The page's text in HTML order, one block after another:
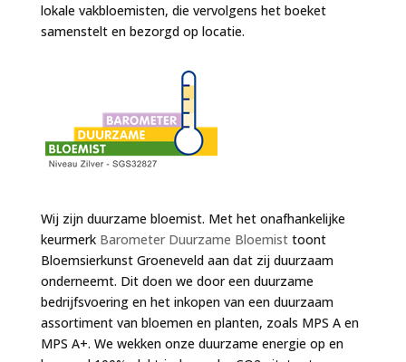
lokale vakbloemisten, die vervolgens het boeket
samenstelt en bezorgd op locatie.
Wij zijn duurzame bloemist. Met het onafhankelijke
keurmerk Barometer Duurzame Bloemisttoont
Bloemsierkunst Groeneveld aan dat zij duurzaam
onderneemt. Dit doen we door een duurzame
bedrijfsvoering en het inkopen van een duurzaam
assortiment van bloemen en planten, zoals MPS A en
MPS A+. We wekken onze duurzame energie op en